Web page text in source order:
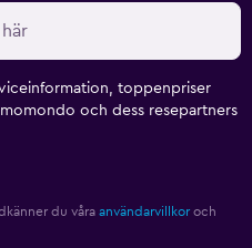
toppenpriser
och dess resepartners
du våra användarvillkor och